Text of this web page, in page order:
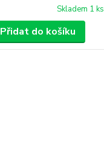
Skladem 1 ks
Přidat do košíku